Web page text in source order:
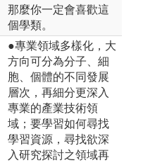
那麼你一定會喜歡這
個學類。
●專業領域多樣化，大
方向可分為分子、細
胞、個體的不同發展
層次，再細分更深入
專業的產業技術領
域；要學習如何尋找
學習資源，尋找欲深
入研究探討之領域再